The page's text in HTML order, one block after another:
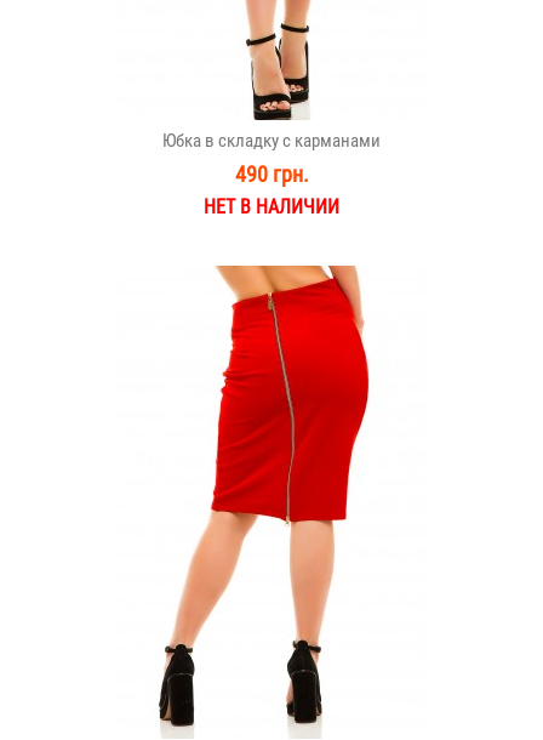
Юбка в складку с карманами
490 грн.
НЕТ В НАЛИЧИИ